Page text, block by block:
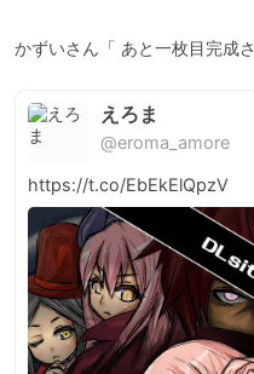
えろま
@eroma_amore
https://t.co/EbEkElQpzV